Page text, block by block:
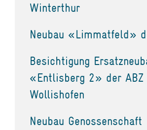
Winterthur
Neubau «Limmatfeld»
Besichtigung
«Entlisberg 2» der ABZ
Wollishofen
Neubau Genossenschaft